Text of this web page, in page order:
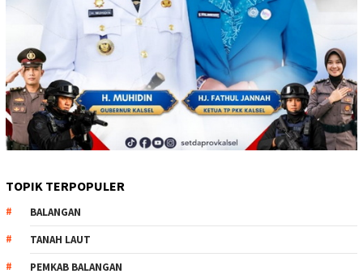
TOPIK TERPOPULER
BALANGAN
TANAH LAUT
PEMKAB BALANGAN